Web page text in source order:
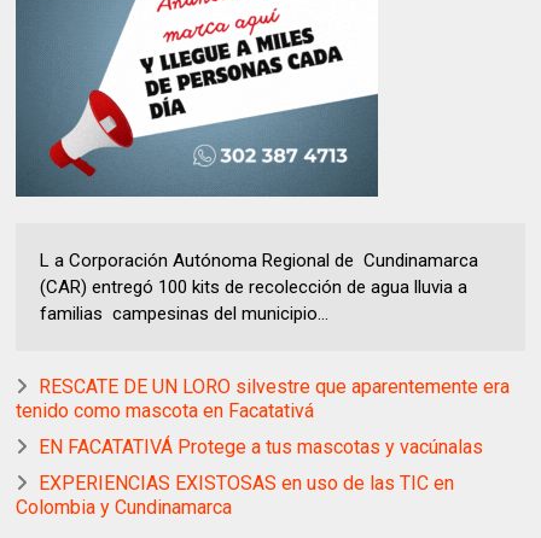
L a Corporación Autónoma Regional de Cundinamarca
(CAR) entregó 100 kits de recolección de agua lluvia a
familias campesinas del municipio...
RESCATE DE UN LORO silvestre que aparentemente era
tenido como mascota en Facatativá
EN FACATATIVÁ Protege a tus mascotas y vacúnalas
EXPERIENCIAS EXISTOSAS en uso de las TIC en
Colombia y Cundinamarca